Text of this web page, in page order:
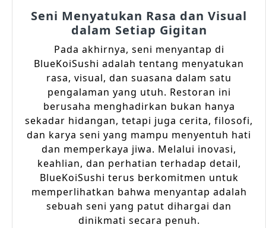
Seni Menyatukan Rasa dan Visual
dalam Setiap Gigitan
Pada akhirnya, seni menyantap di
BlueKoiSushi adalah tentang menyatukan
rasa, visual, dan suasana dalam satu
pengalaman yang utuh. Restoran ini
berusaha menghadirkan bukan hanya
sekadar hidangan, tetapi juga cerita, filosofi,
dan karya seni yang mampu menyentuh hati
dan memperkaya jiwa. Melalui inovasi,
keahlian, dan perhatian terhadap detail,
BlueKoiSushi terus berkomitmen untuk
memperlihatkan bahwa menyantap adalah
sebuah seni yang patut dihargai dan
dinikmati secara penuh.